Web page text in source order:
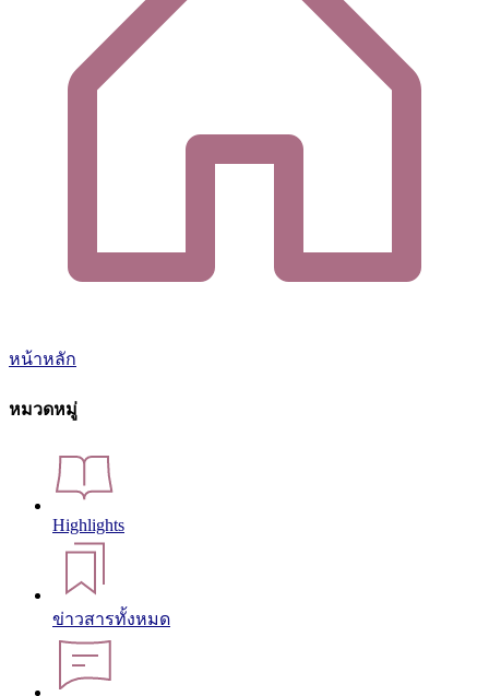
หน้าหลัก
หมวดหมู่
Highlights
ข่าวสารทั้งหมด